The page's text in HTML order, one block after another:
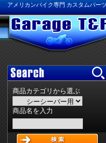
アメリカンバイク専門 カスタムパー
商品カテゴリから選ぶ
商品名を入力